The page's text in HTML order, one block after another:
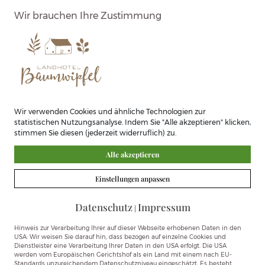
auf Anfrage.
490,00 € Preis pro Person (Doppelzimmer zur
Alleinbenutzung mit Aufschlag)
Leistungen:
Doppelzimmer, Bad/Dusche, WC
2 x reichhaltiges Frühstück
1 x Mittagssnack
Softdrinks zum Essen
Kostenlose Parkplätze
11 Stunden Malen unter künstlerischer Anleitung
Arbeitsmaterial wie Papier, Farben, Pinsel,
Überzieher.
Atelier kann auch außerhalb der Kurszeiten
Wir brauchen Ihre Zustimmung
Wir verwenden Cookies und ähnliche Technologien zur
statistischen Nutzungsanalyse. Indem Sie "Alle akzeptieren" klicken,
stimmen Sie diesen (jederzeit widerruflich) zu.
Alle akzeptieren
Einstellungen anpassen
Datenschutz| Impressum
Hinweis zur Verarbeitung Ihrer auf dieser Webseite erhobenen Daten in den
USA: Wir weisen Sie darauf hin, dass bezogen auf einzelne Cookies und
Dienstleister eine Verarbeitung Ihrer Daten in den USA erfolgt. Die USA
werden vom Europäischen Gerichtshof als ein Land mit einem nach EU-